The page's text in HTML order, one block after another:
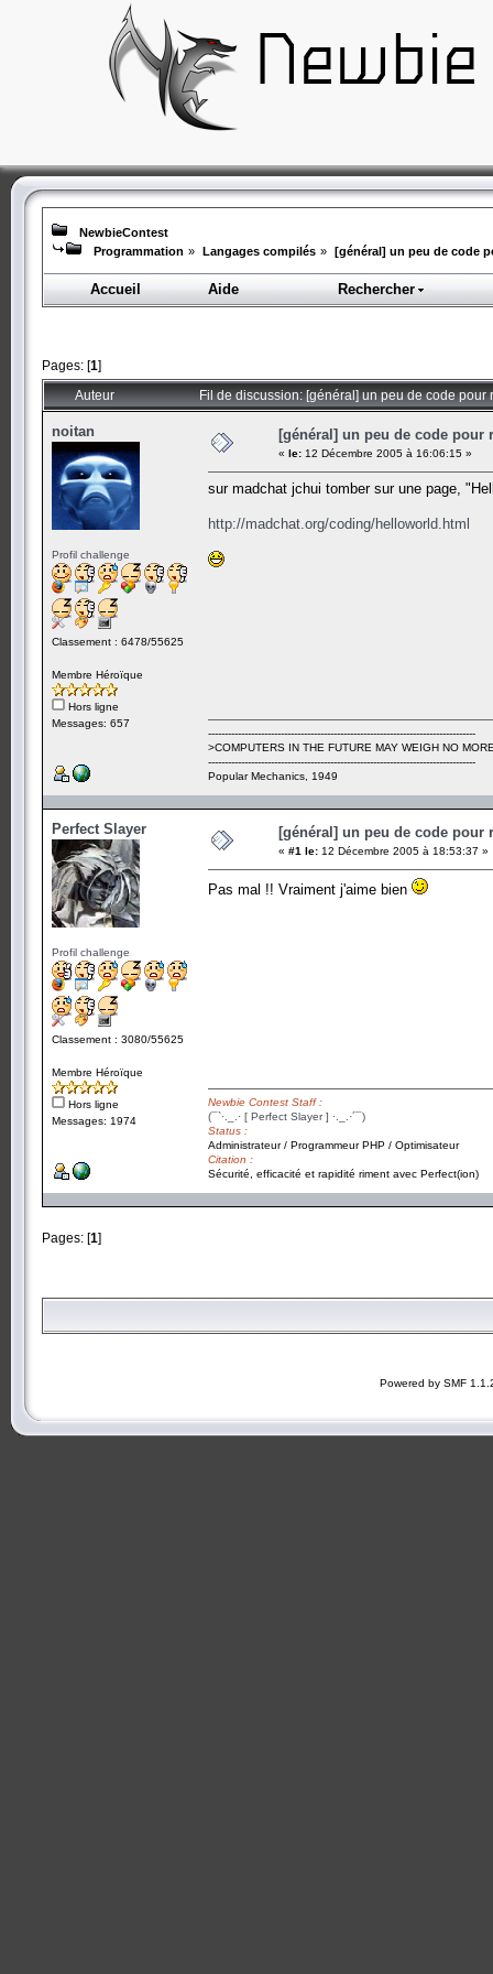
NewbieContest
Programmation » Langages compilés » [général] un peu de code
Accueil Aide Rechercher
Pages: [1]
Auteur Fil de discussion: [général] un peu de code pour
noitan
Profil challenge
Classement : 6478/55625
Membre Héroïque
Hors ligne
Messages: 657
[général] un peu de code pour
« le: 12 Décembre 2005 à 16:06:15 »
sur madchat jchui tomber sur une page,
http://madchat.org/coding/helloworld.html
---------------------------------------------------------------------------------
>COMPUTERS IN THE FUTURE MAY WEIGH NO
---------------------------------------------------------------------------------
Popular Mechanics, 1949
Perfect Slayer
Profil challenge
Classement : 3080/55625
Membre Héroïque
Hors ligne
Messages: 1974
[général] un peu de code pour
« #1 le: 12 Décembre 2005 à 18:53:37 »
Pas mal !! Vraiment j'aime bien
Newbie Contest Staff :
(¯`·._.· [ Perfect Slayer ] ·._.·´¯)
Status :
Administrateur / Programmeur PHP / Optimisateur
Citation :
Sécurité, efficacité et rapidité riment avec Perfect(ion)
Pages: [1]
Powered by SMF